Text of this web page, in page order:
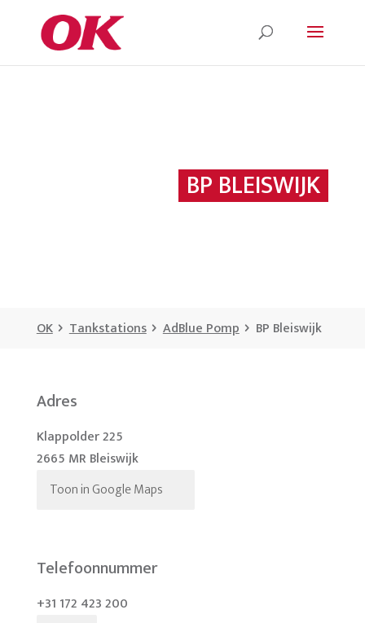
BP BLEISWIJK
OK Tankstations AdBlue Pomp BP Bleiswijk
Adres
Klappolder 225
2665 MR Bleiswijk
Toon in Google Maps
Telefoonnummer
+31 172 423 200